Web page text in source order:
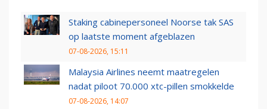
Staking cabinepersoneel Noorse tak SAS
op laatste moment afgeblazen
07-08-2026, 15:11
Malaysia Airlines neemt maatregelen
nadat piloot 70.000 xtc-pillen smokkelde
07-08-2026, 14:07